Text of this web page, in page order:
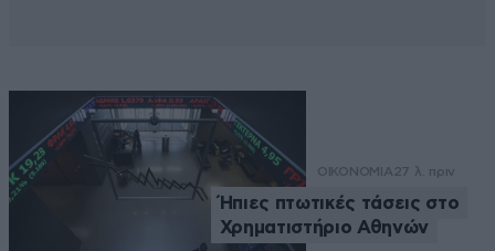
ΟΙΚΟΝΟΜΙΑ27 λ. πριν
Ήπιες πτωτικές τάσεις στο
Χρηματιστήριο Αθηνών